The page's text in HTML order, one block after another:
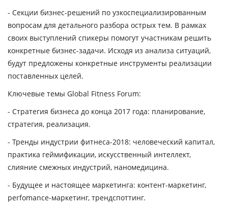
- Секции бизнес-решений по узкоспециализированным
вопросам для детального разбора острых тем. В рамках
своих выступлений спикеры помогут участникам решить
конкретные бизнес-задачи. Исходя из анализа ситуаций,
будут предложены конкретные инструменты реализации
поставленных целей.
Ключевые темы Global Fitness Forum:
- Стратегия бизнеса до конца 2017 года: планирование,
стратегия, реализация.
- Тренды индустрии фитнеса-2018: человеческий капитал,
практика геймификации, искусственный интеллект,
слияние смежных индустрий, наномедицина.
- Будущее и настоящее маркетинга: контент-маркетинг,
perfomance-маркетинг, трендспоттинг.